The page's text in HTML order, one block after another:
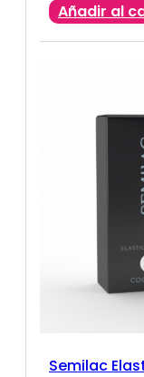
Añadir al
Semilac